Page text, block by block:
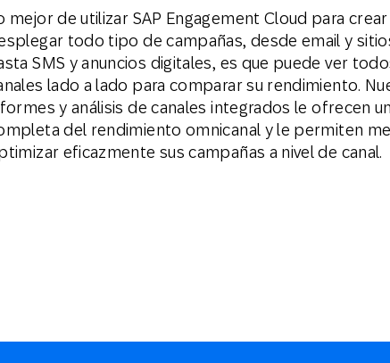
mejor de utilizar SAP Engagement Cloud para
todo tipo de campañas, desde email y
SMS y anuncios digitales, es que puede ver
lado a lado para comparar su rendimiento.
y análisis de canales integrados le ofrecen
del rendimiento omnicanal y le permiten
eficazmente sus campañas a nivel de canal.